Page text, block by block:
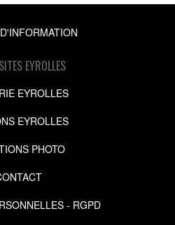
EYROLLES
EYROLLES
EYROLLES
PHOTO
- RGPD